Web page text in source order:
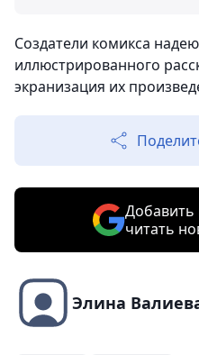
Создатели комикса
иллюстрированного
экранизация их
Добавить
читать
Элина